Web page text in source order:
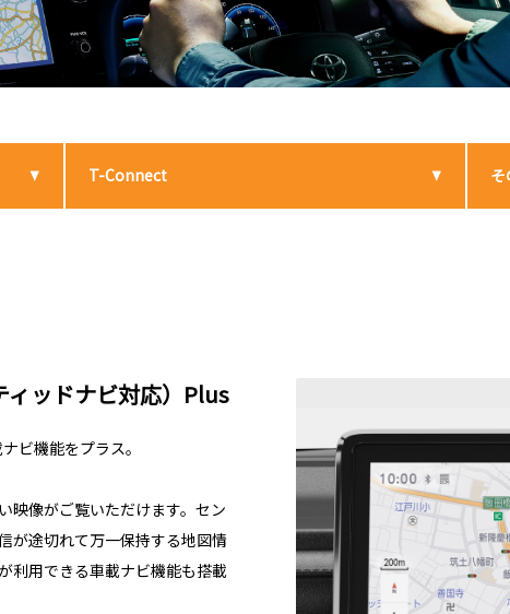
T-Connect そ
ィッドナビ対応）Plus
ビ機能をプラス。
映像がご覧いただけます。セン
が途切れて万一保持する地図情
利用できる車載ナビ機能も搭載